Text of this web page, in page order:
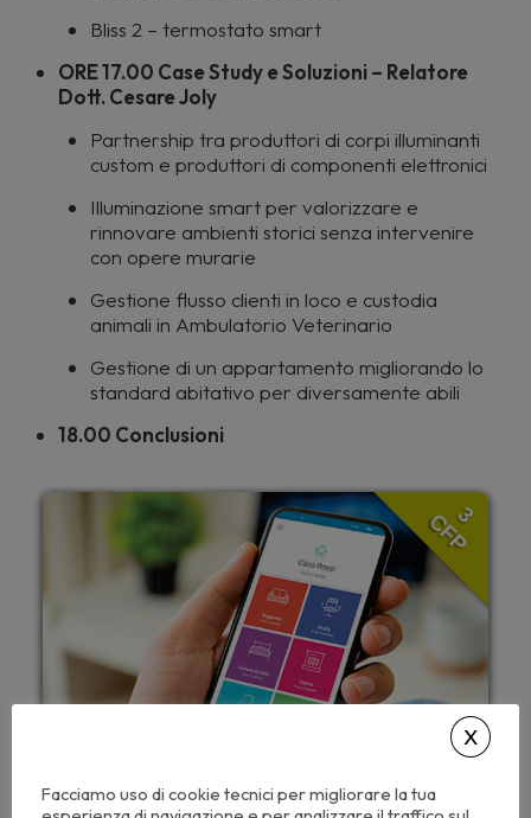
Bliss 2 – termostato smart
ORE 17.00 Case Study e Soluzioni – Relatore
Dott. Cesare Joly
Partnership tra produttori di corpi illuminanti
custom e produttori di componenti elettronici
Illuminazione smart per valorizzare e
rinnovare ambienti storici senza intervenire
con opere murarie
Gestione flusso clienti in loco e custodia
animali in Ambulatorio Veterinario
Gestione di un appartamento migliorando lo
standard abitativo per diversamente abili
18.00 Conclusioni
3
CFP
Facciamo uso di cookie tecnici per migliorare la tua